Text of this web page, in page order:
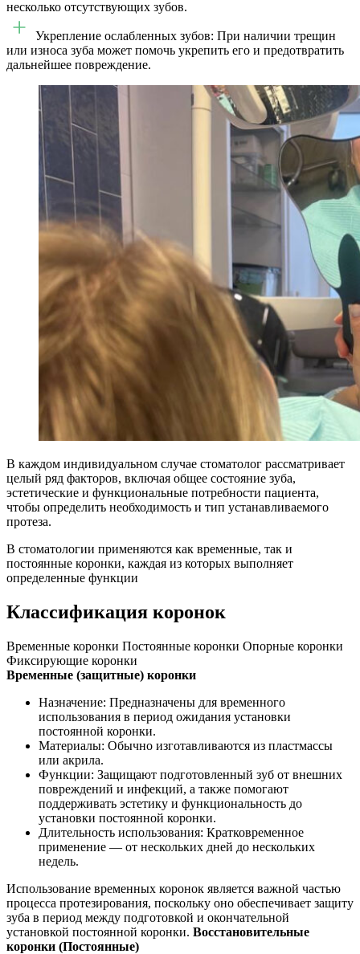
несколько отсутствующих зубов.
Укрепление ослабленных зубов: При наличии трещин
или износа зуба может помочь укрепить его и предотвратить
дальнейшее повреждение.
В каждом индивидуальном случае стоматолог рассматривает
целый ряд факторов, включая общее состояние зуба,
эстетические и функциональные потребности пациента,
чтобы определить необходимость и тип устанавливаемого
протеза.
В стоматологии применяются как временные, так и
постоянные коронки, каждая из которых выполняет
определенные функции
Классификация коронок
Временные коронки Постоянные коронки Опорные коронки
Фиксирующие коронки
Временные (защитные) коронки
Назначение: Предназначены для временного
использования в период ожидания установки
постоянной коронки.
Материалы: Обычно изготавливаются из пластмассы
или акрила.
Функции: Защищают подготовленный зуб от внешних
повреждений и инфекций, а также помогают
поддерживать эстетику и функциональность до
установки постоянной коронки.
Длительность использования: Кратковременное
применение — от нескольких дней до нескольких
недель.
Использование временных коронок является важной частью
процесса протезирования, поскольку оно обеспечивает защиту
зуба в период между подготовкой и окончательной
установкой постоянной коронки. Восстановительные
коронки (Постоянные)